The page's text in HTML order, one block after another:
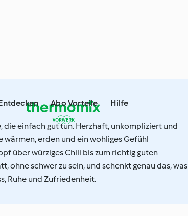
Abo Vorteile Hilfe
einfach gut tun. Herzhaft, unkompliziert und
erden und ein wohliges Gefühl
über würziges Chili bis zum richtig guten
ohne schwer zu sein, und schenkt genau das, was
Ruhe und Zufriedenheit.